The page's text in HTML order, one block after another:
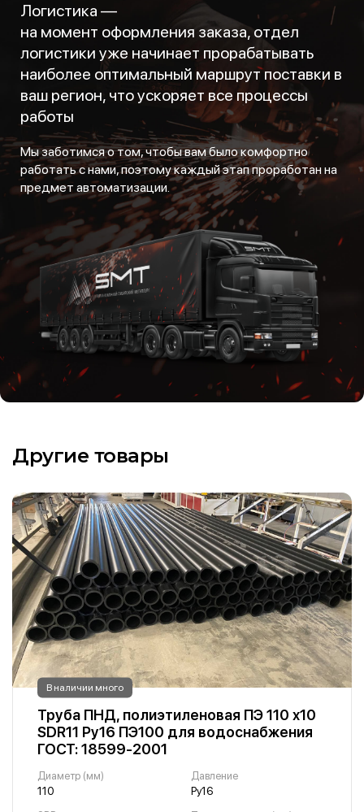
Логистика —
на момент оформления заказа, отдел
логистики уже начинает прорабатывать
наиболее оптимальный маршрут поставки в
ваш регион, что ускоряет все процессы
работы
Мы заботимся о том, чтобы вам было комфортно
работать с нами, поэтому каждый этап проработан на
предмет автоматизации.
Другие товары
В наличии много
Труба ПНД, полиэтиленовая ПЭ 110 х10
SDR11 Ру16 ПЭ100 для водоснабжения
ГОСТ: 18599-2001
Диаметр (мм)
110
Давление
Ру16